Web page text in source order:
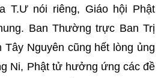
T.Ư nói riêng, Giáo hội Phật
Ban Thường trực Ban Trị
Nguyên cũng hết lòng ủng
Ni, Phật tử hưởng ứng các đề